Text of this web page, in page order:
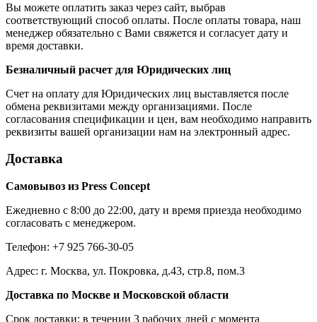
Вы можете оплатить заказ через сайт, выбрав
соответствующий способ оплаты. После оплаты товара, наш
менеджер обязательно с Вами свяжется и согласует дату и
время доставки.
Безналичный расчет для Юридических лиц
Счет на оплату для Юридических лиц выставляется после
обмена реквизитами между организациями. После
согласования спецификации и цен, вам необходимо направить
реквизиты вашей организации нам на электронный адрес.
Доставка
Самовывоз из Press Concept
Ежедневно с 8:00 до 22:00, дату и время приезда необходимо
согласовать с менеджером.
Телефон: +7 925 766-30-05
Адрес: г. Москва, ул. Покровка, д.43, стр.8, пом.3
Доставка по Москве и Московской области
Срок доставки: в течении 3 рабочих дней с момента